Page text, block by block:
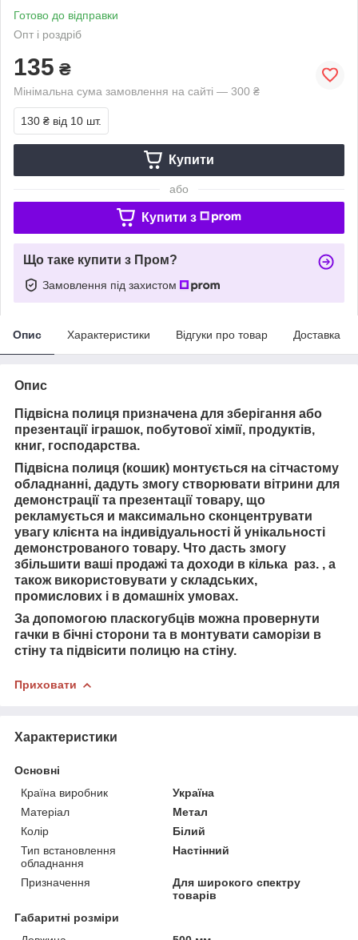
Готово до відправки
Опт і роздріб
135 ₴
Мінімальна сума замовлення на сайті — 300 ₴
130 ₴ від 10 шт.
Купити
або
Купити з
Що таке купити з Пром?
Замовлення під захистом
Опис Характеристики Відгуки про товар Доставка
Опис
Підвісна полиця призначена для зберігання або
презентації іграшок, побутової хімії, продуктів,
книг, господарства.
Підвісна полиця (кошик) монтується на сітчастому
обладнанні, дадуть змогу створювати вітрини для
демонстрації та презентації товару, що
рекламується и максимально сконцентрувати
увагу клієнта на індивідуальності й унікальності
демонстрованого товару. Что дасть змогу
збільшити ваші продажі та доходи в кілька раз. , а
також використовувати у складських,
промислових і в домашніх умовах.
За допомогою пласкогубців можна провернути
гачки в бічні сторони та в монтувати саморізи в
стіну та підвісити полицю на стіну.
Приховати
Характеристики
Основні
Країна виробник
Україна
Матеріал
Метал
Колір
Білий
Тип встановлення
обладнання
Настінний
Призначення
Для широкого спектру
товарів
Габаритні розміри